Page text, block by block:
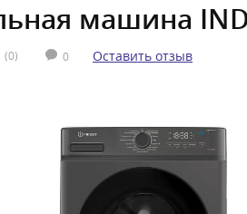
машина
(0) 0 Оставить отзыв